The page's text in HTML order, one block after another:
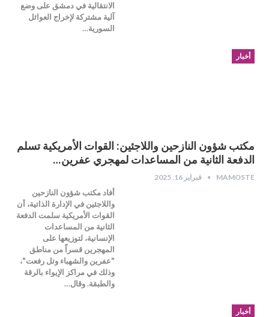
الانتقالية في دمشق على وضع
آلية مشتركة لإخراج العوائل
السورية…
أخبار
مكتب شؤون النازحين واللاجئين: القوات الأمريكية تسلم
الدفعة الثانية من المساعدات لمهجري عفرين…
MAMOSTE فبراير 16, 2025
أفاد مكتب شؤون النازحين
واللاجئين في الإدارة الذاتية، أن
القوات الأمريكية سلمت الدفعة
الثانية من المساعدات
الإنسانية، لتوزيعها على
المهجرين قسراً من مناطق
"عفرين والشهباء وتل رفعت"،
وذلك في مراكز الإيواء بالرقة
والطبقة. وقال…
أخبار